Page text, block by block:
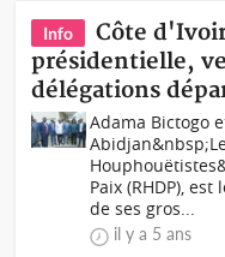
Info
Côte
présidentielle,
délégations
Adama Bictogo
Paix (RHDP),
de ses gros...
il y a 5 ans